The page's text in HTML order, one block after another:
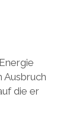
Ausbruch
die er